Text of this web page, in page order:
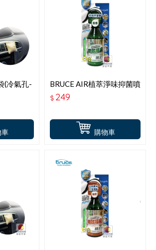
(冷氣孔-
之華(花
購物車
BRUCE AIR植萃淨味抑菌噴
霧-無香
$ 249